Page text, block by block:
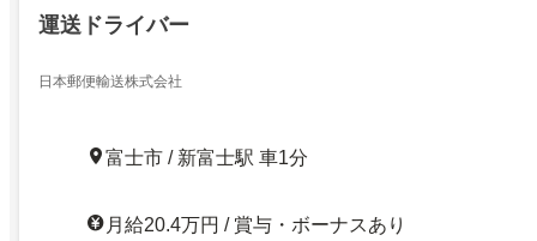
運送ドライバー
日本郵便輸送株式会社
富士市 / 新富士駅 車1分
月給20.4万円 / 賞与・ボーナスあり